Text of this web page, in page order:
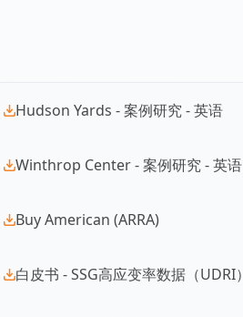
Hudson Yards - 案例研究 - 英语
Winthrop Center - 案例研究 - 英语
Buy American (ARRA)
白皮书 - SSG高应变率数据（UDRI）